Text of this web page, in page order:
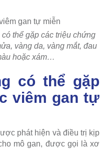
thể gặp các triệu chứng
vàng da, vàng mắt, đau
hoặc xám…
có thể gặp
viêm gan tự
phát hiện và điều trị kịp
mô gan, được gọi là xơ